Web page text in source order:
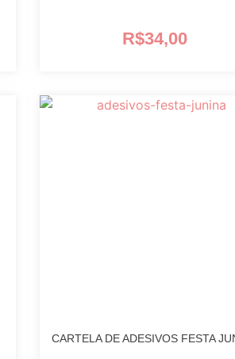
R$34,00
CARTELA DE ADESIVOS FESTA